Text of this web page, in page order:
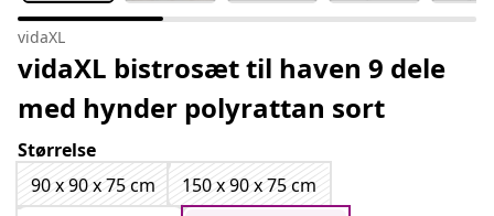
vidaXL
vidaXL bistrosæt til haven 9 dele
med hynder polyrattan sort
Størrelse
90 x 90 x 75 cm
150 x 90 x 75 cm